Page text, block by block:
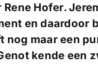
Hofer.
en daardoor
nog maar een
kende een